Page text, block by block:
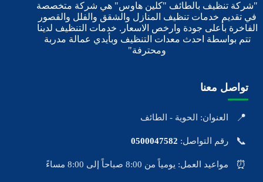
"شركة تنظيف بالطائف "كلين هاوس" هي شركة متخصصة
في تقديم خدمات تنظيف المنازل والشقق والفلل والقصور
الفاخرة بأعلى جودة وارخص الاسعار. خدمات التنظيف لدينا
تتم بواسطة احدث معدات التنظيف وبأيدي عمالة مدربة
ومحترفة"
تواصل معنا
📍 العنوان: الحوية - الطائف
📞 رقم التواصل: 0500047582
⏰ مواعيد العمل: يومياً من 8:00 صباحاً إلى 8:00 مساءً